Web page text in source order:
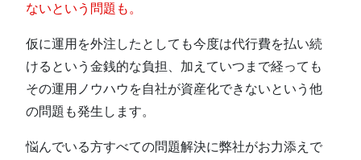
ないという問題も。
仮に運用を外注したとしても今度は代行費を払い続
けるという金銭的な負担、加えていつまで経っても
その運用ノウハウを自社が資産化できないという他
の問題も発生します。
悩んでいる方すべての問題解決に弊社がお力添えで